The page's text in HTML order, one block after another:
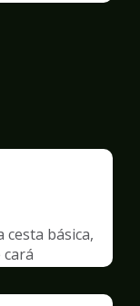
básica,